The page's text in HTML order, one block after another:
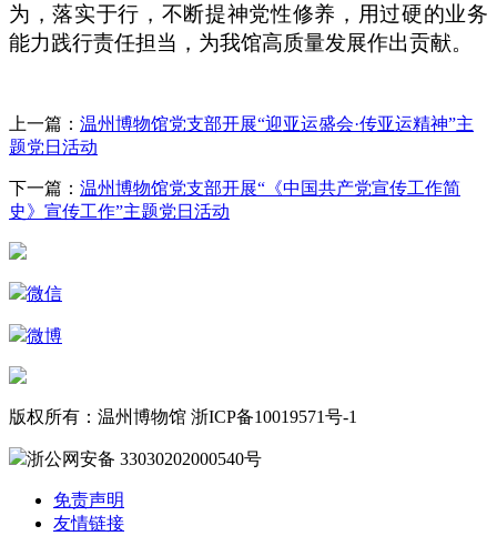
为，落实于行， 不断提神党性修养 ，用过硬的业务
能力践行责任担当，为我馆高质量发展作出贡献。
上一篇： 温州博物馆党支部开展“迎亚运盛会·传亚运精神”主
题党日活动
下一篇： 温州博物馆党支部开展“《中国共产党宣传工作简
史》宣传工作”主题党日活动
微信
微博
版权所有：温州博物馆 浙ICP备10019571号-1
浙公网安备 33030202000540号
免责声明
友情链接